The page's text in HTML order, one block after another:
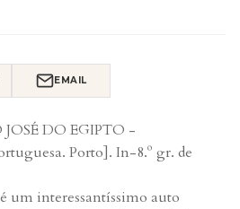
EMAIL
DO EGIPTO -
Porto]. In-8.º gr. de
um interessantíssimo auto